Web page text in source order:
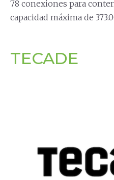
78 conexiones para
capacidad máxima de
TECADE